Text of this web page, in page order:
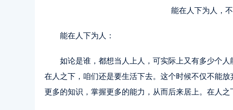
能在人下为人，
能在人下为人：
如论是谁，都想当人上人，可实际上又有多少个
在人之下，咱们还是要生活下去。这个时候不仅不能
更多的知识，掌握更多的能力，从而后来居上。在人之